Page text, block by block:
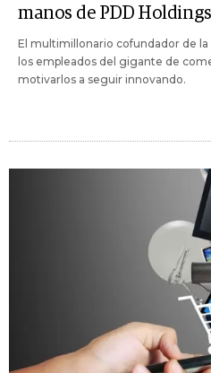
manos de PDD
El multimillonario cofundador de la
los empleados del gigante de
motivarlos a seguir innovando.